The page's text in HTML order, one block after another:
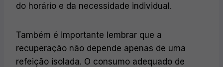
do horário e da necessidade individual.
Também é importante lembrar que a
recuperação não depende apenas de uma
refeição isolada. O consumo adequado de